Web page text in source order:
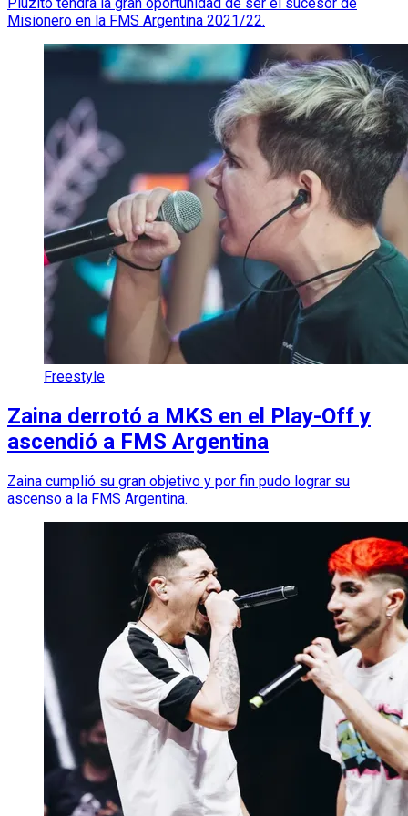
Misionero en la FMS Argentina 2021/22.
Freestyle
Zaina derrotó a MKS en el Play-Off y
ascendió a FMS Argentina
Zaina cumplió su gran objetivo y por fin pudo lograr su
ascenso a la FMS Argentina.